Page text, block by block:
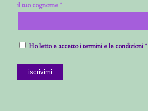
il tuo cognome *
Ho letto e accetto i termini e le condizioni *